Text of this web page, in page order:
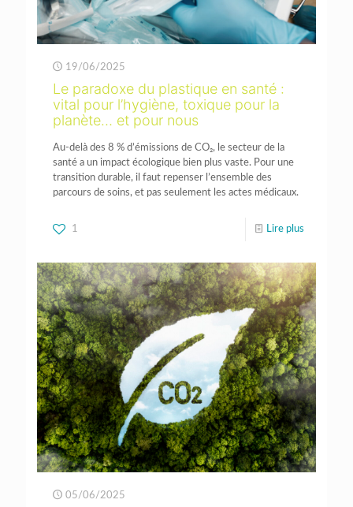
19/06/2025
Le paradoxe du plastique en santé :
vital pour l’hygiène, toxique pour la
planète… et pour nous
Au-delà des 8 % d’émissions de CO₂, le secteur de la
santé a un impact écologique bien plus vaste. Pour une
transition durable, il faut repenser l’ensemble des
parcours de soins, et pas seulement les actes médicaux.
1 Lire plus
05/06/2025